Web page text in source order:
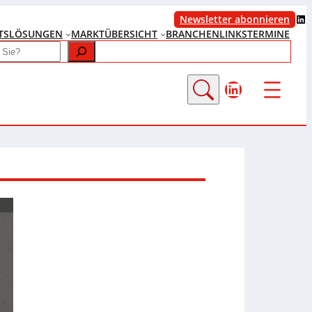
Newsletter abonnieren LinkedIn
LÖSUNGEN MARKTÜBERSICHT BRANCHENLINKSTERMINE
LinkedIn